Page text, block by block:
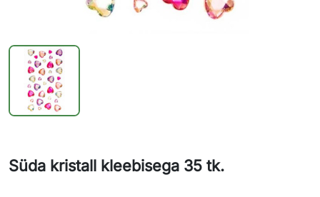
Süda kristall kleebisega 35 tk.